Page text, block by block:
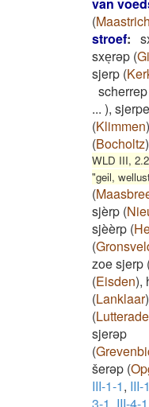
(
stroef:
sxeͅrəp (
sjerp (
scherrep
... ), sjerpe
(Klimmen)
(Bocholtz)
WLD III,
"geil,
(
sjèrp (
sjèèrp (
(
zoe sjerp
(Eisden),
(Lanklaar)
(Lutterade
sjerəp
(
šerəp (
III-1-1, III-